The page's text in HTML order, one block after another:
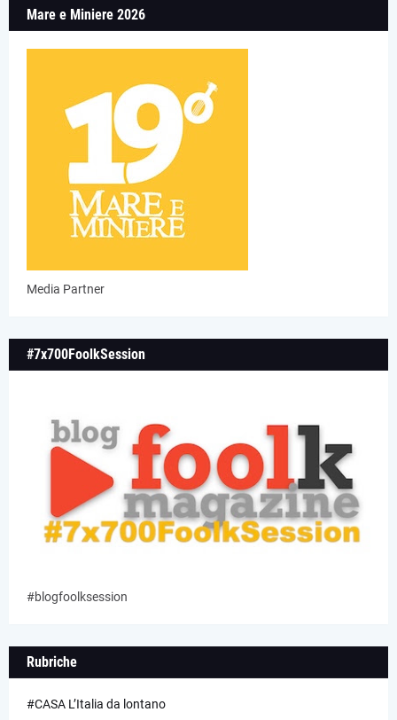
Mare e Miniere 2026
Media Partner
#7x700FoolkSession
#blogfoolksession
Rubriche
#CASA L’Italia da lontano